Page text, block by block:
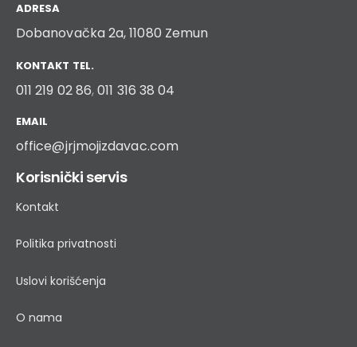
ADRESA
Dobanovačka 2a, 11080 Zemun
KONTAKT TEL.
011 219 02 86,011 316 38 04
EMAIL
office@jrjmojizdavac.com
Korisnički servis
Kontakt
Politika privatnosti
Uslovi korišćenja
O nama